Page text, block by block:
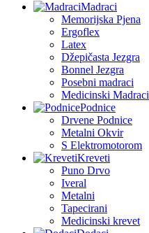
Madraci
Memorijska Pjena
Ergoflex
Latex
Džepičasta Jezgra
Bonnel Jezgra
Posebni madraci
Medicinski Madraci
Podnice
Drvene Podnice
Metalni Okvir
S Elektromotorom
Kreveti
Puno Drvo
Iveral
Metalni
Tapecirani
Medicinski krevet